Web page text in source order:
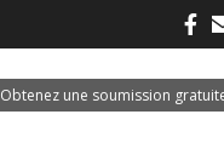
Obtenez une soumission